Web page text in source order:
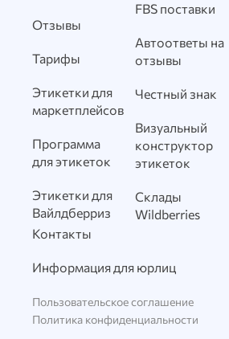
Отзывы
Тарифы
Этикетки для
маркетплейсов
Программа
для этикеток
Этикетки для
Вайлдберриз
FBS поставки
Автоответы на
отзывы
Честный знак
Визуальный
конструктор
этикеток
Склады
Wildberries
Контакты
Информация для юрлиц
Пользовательское соглашение
Политика конфиденциальности